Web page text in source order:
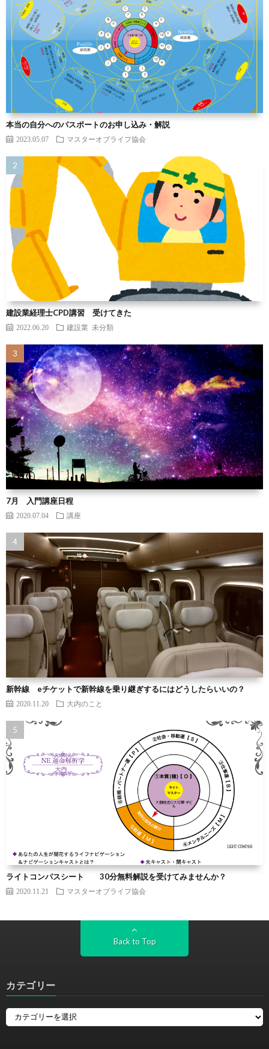
本当の自分へのパスポートのお申し込み・解説
2023.05.07 マスターオブライフ協会
建設業経理士CPD講習 受けてきた
2022.06.20 建設業 未分類
7月 入門講座日程
2020.07.04 講座
新幹線 eチケットで新幹線を乗り継ぎするにはどうしたらいいの？
2020.11.20 大内のこと
ライトコンパスシート 30分無料解説を受けてみませんか？
2020.11.21 マスターオブライフ協会
Back to Top
カテゴリー